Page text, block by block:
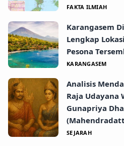
FAKTA ILMIAH
Karangasem
Lengkap
Pesona
KARANGASEM
Analisis
Raja Udayana
Gunapriya
SEJARAH